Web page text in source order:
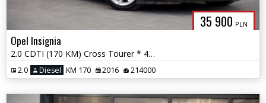
35 900 PLN
Opel Insignia
2.0 CDTI (170 KM) Cross Tourer * 4x4 * Panorama * Xenon * El. Klapa *
2.0 Diesel KM 170 2016 214000